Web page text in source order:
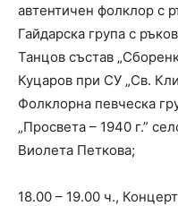
автентичен фолклор с
Гайдарска група с
Танцов състав
Куцаров при СУ „Св.
Фолклорна певческа
„Просвета – 1940 г.”
Виолета Петкова;
18.00 – 19.00 ч.,